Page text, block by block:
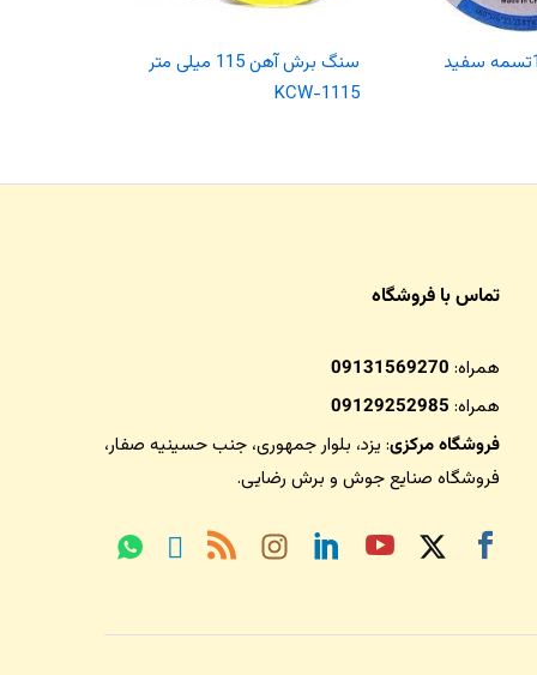
سنگ برش آهن 115 میلی متر
KCW-1115
تماس با فروشگاه
همراه: 09131569270
همراه: 09129252985
فروشگاه مرکزی: یزد، بلوار جمهوری، جنب حسینیه صفار،
فروشگاه صنایع جوش و برش رضایی.